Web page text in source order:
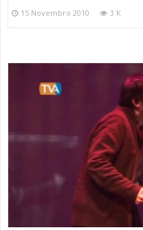
15 Novembro 2010 3 K